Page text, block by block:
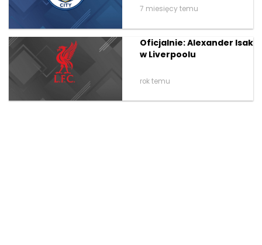
7 miesięcy temu
Oficjalnie: Alexander Isak
w Liverpoolu
rok temu